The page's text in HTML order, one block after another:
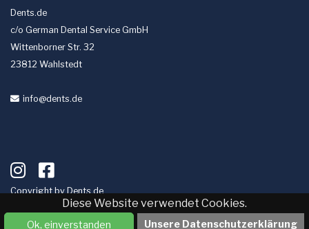
Dents.de
c/o German Dental Service GmbH
Wittenborner Str. 32
23812 Wahlstedt
info@dents.de
Copyright byDents.de
Impressum Datenschutz
Diese Website verwendet Cookies.
Ok, einverstanden Unsere Datenschutzerklärung